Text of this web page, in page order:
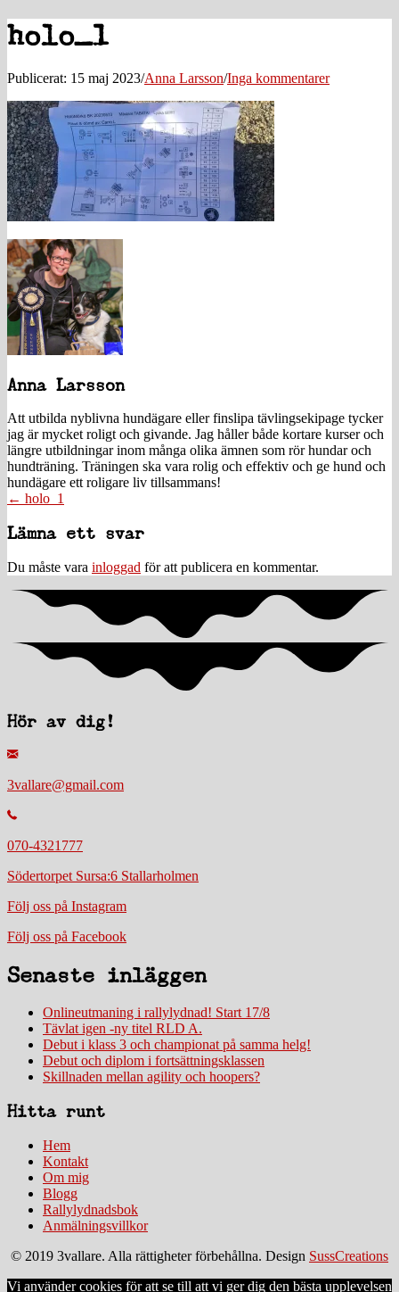
holo_1
Publicerat: 15 maj 2023/Anna Larsson/Inga kommentarer
Anna Larsson
Att utbilda nyblivna hundägare eller finslipa tävlingsekipage tycker
jag är mycket roligt och givande. Jag håller både kortare kurser och
längre utbildningar inom många olika ämnen som rör hundar och
hundträning. Träningen ska vara rolig och effektiv och ge hund och
hundägare ett roligare liv tillsammans!
Posts
navigation
← holo_1
Läsarkommentarer
Lämna ett svar
Du måste vara inloggad för att publicera en kommentar.
Hör av dig!
3vallare@gmail.com
070-4321777
Södertorpet Sursa:6 Stallarholmen
Följ oss på Instagram
Följ oss på Facebook
Senaste inläggen
Onlineutmaning i rallylydnad! Start 17/8
Tävlat igen -ny titel RLD A.
Debut i klass 3 och championat på samma helg!
Debut och diplom i fortsättningsklassen
Skillnaden mellan agility och hoopers?
Hitta runt
Hem
Kontakt
Om mig
Blogg
Rallylydnadsbok
Anmälningsvillkor
© 2019 3vallare. Alla rättigheter förbehållna. Design SussCreations
Vi använder cookies för att se till att vi ger dig den bästa upplevelsen